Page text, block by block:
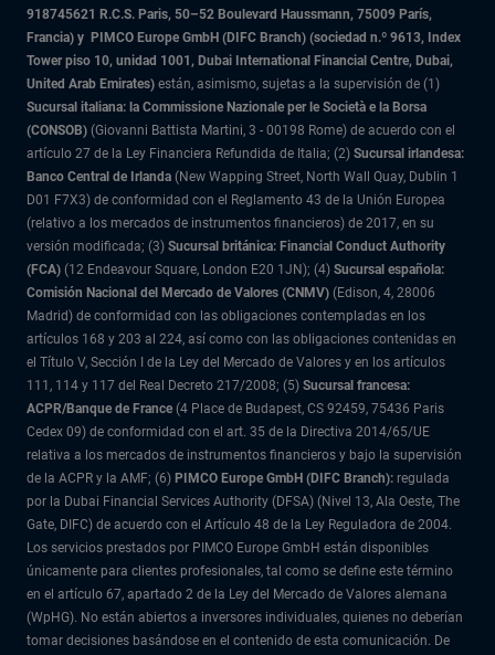
918745621 R.C.S. Paris, 50–52 Boulevard Haussmann, 75009 París,
Francia) y PIMCO Europe GmbH (DIFC Branch) (sociedad n.º 9613, Index
Tower piso 10, unidad 1001, Dubai International Financial Centre, Dubai,
United Arab Emirates) están, asimismo, sujetas a la supervisión de (1)
Sucursal italiana: la Commissione Nazionale per le Società e la Borsa
(CONSOB) (Giovanni Battista Martini, 3 - 00198 Rome) de acuerdo con el
artículo 27 de la Ley Financiera Refundida de Italia; (2) Sucursal irlandesa:
Banco Central de Irlanda (New Wapping Street, North Wall Quay, Dublin 1
D01 F7X3) de conformidad con el Reglamento 43 de la Unión Europea
(relativo a los mercados de instrumentos financieros) de 2017, en su
versión modificada; (3) Sucursal británica: Financial Conduct Authority
(FCA) (12 Endeavour Square, London E20 1JN); (4) Sucursal española:
Comisión Nacional del Mercado de Valores (CNMV) (Edison, 4, 28006
Madrid) de conformidad con las obligaciones contempladas en los
artículos 168 y 203 al 224, así como con las obligaciones contenidas en
el Título V, Sección I de la Ley del Mercado de Valores y en los artículos
111, 114 y 117 del Real Decreto 217/2008; (5) Sucursal francesa:
ACPR/Banque de France (4 Place de Budapest, CS 92459, 75436 Paris
Cedex 09) de conformidad con el art. 35 de la Directiva 2014/65/UE
relativa a los mercados de instrumentos financieros y bajo la supervisión
de la ACPR y la AMF; (6) PIMCO Europe GmbH (DIFC Branch): regulada
por la Dubai Financial Services Authority (DFSA) (Nivel 13, Ala Oeste, The
Gate, DIFC) de acuerdo con el Artículo 48 de la Ley Reguladora de 2004.
Los servicios prestados por PIMCO Europe GmbH están disponibles
únicamente para clientes profesionales, tal como se define este término
en el artículo 67, apartado 2 de la Ley del Mercado de Valores alemana
(WpHG). No están abiertos a inversores individuales, quienes no deberían
tomar decisiones basándose en el contenido de esta comunicación. De